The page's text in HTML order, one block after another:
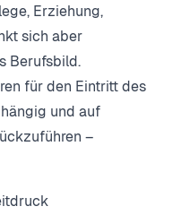
Erziehung,
sich aber
Berufsbild.
für den Eintritt des
und auf
–